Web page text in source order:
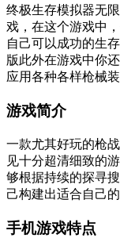
终极生存模拟器无
戏，在这个游戏中
自己可以成功的生
版此外在游戏中你
应用各种各样枪械
游戏简介
一款尤其好玩的枪
见十分超清细致的
够根据持续的探寻
己构建出适合自己
手机游戏特点